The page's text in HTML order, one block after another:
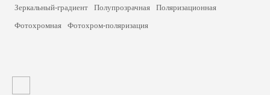
Зеркальный-градиент
Полупрозрачная
Поляризационная
Фотохромная
Фотохром-поляризация